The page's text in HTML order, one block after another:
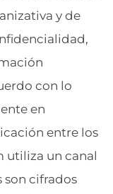
y de
con lo
en
entre los
utiliza un canal
son cifrados